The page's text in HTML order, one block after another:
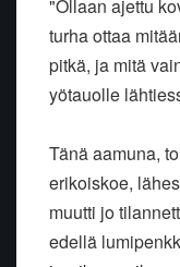
"Ollaan ajettu
turha ottaa
pitkä, ja mitä
yötauolle
Tänä aamuna,
erikoiskoe,
muutti jo
edellä